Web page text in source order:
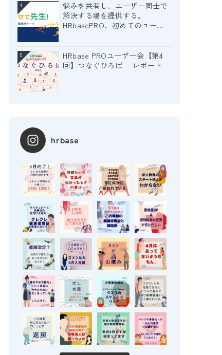
4
悩みを共有し、ユーザー同士で
解決する場を提供する。
HRbasePRO、初めてのユー...
5
HRbase PROユーザー会【第4
回】つなぐひろば レポート
hrbase